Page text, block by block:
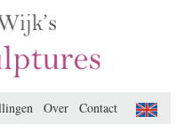
Over Contact